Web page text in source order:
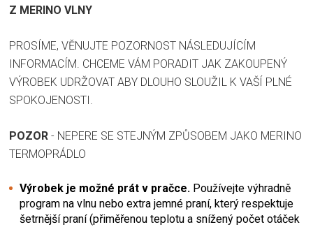
Z MERINO VLNY
PROSÍME, VĚNUJTE POZORNOST NÁSLEDUJÍCÍM
INFORMACÍM. CHCEME VÁM PORADIT JAK ZAKOUPENÝ
VÝROBEK UDRŽOVAT ABY DLOUHO SLOUŽIL K VAŠÍ PLNÉ
SPOKOJENOSTI.
POZOR - NEPERE SE STEJNÝM ZPŮSOBEM JAKO MERINO
TERMOPRÁDLO
Výrobek je možné prát v pračce. Používejte výhradně
program na vlnu nebo extra jemné praní, který respektuje
šetrnější praní (přiměřenou teplotu a snížený počet otáček